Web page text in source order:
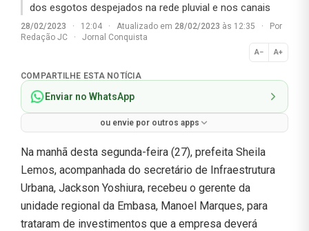
dos esgotos despejados na rede pluvial e nos canais
28/02/2023 · 12:04 · Atualizado em 28/02/2023 às 12:35 ·
Por
Redação JC
· Jornal Conquista
A− A+
Normal
COMPARTILHE ESTA NOTÍCIA
Enviar no WhatsApp
ou envie por outros apps
Na manhã desta segunda-feira (27), prefeita Sheila
Lemos, acompanhada do secretário de Infraestrutura
Urbana, Jackson Yoshiura, recebeu o gerente da
unidade regional da Embasa, Manoel Marques, para
trataram de investimentos que a empresa deverá